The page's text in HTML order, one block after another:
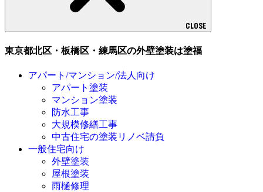
CLOSE
東京都北区・板橋区・練馬区の外壁塗装は塗福
アパート/マンション/法人向け
アパート塗装
マンション塗装
防水工事
大規模修繕工事
中古住宅の塗装リノベ請負
一般住宅向け
外壁塗装
屋根塗装
雨樋修理